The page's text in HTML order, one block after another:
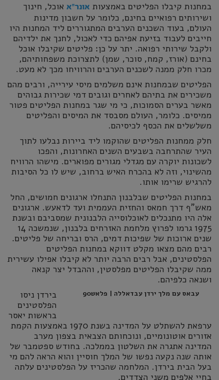
במחנות קיבלו הפליטים באמצעות אונר"א אוכל, חינוך
ושירותים רפואיים בחינם, כלומר על חשבון מדינות
העולם, בעוד השכנים הערבים המתגוררים ליד המחנות היו
חייבים לעבוד בזיעת אפיהם כדי לאכול, לחנך את ילדיהם
ולקבל שירותי רפואה. יתר על כן: פליטים שקיבלו אוכל
בחינם (אורז, קמח, סוכר, שמן) לתצרוכת משפחותיהם,
מכרו חלק ממנה לשכנים הערבים והרוויחו מכך לא מעט.
הפליטים שבמחנות אינם משלמים מיסי עירייה, ורבים מהם
משכירים את בתיהם לאחרים וגובים דמי שכירות גבוהים
מאשר בערים הסמוכות, כי מי שגר במחנות הפליטים פטור
ממיסים. כלומר, העולם מסבסד את המיסים והפליטים
משלשלים את הכסף לכיסיהם.
חלק ממחנות הפליטים שהוקמו ליד ביירות נבלעו לתוך
העיר שהתרחבה בשבעים השנים האחרונות, והפכו
לשכונות יוקרה עם מגדלי מגורים מפוארים. מישהו הרוויח
מהשינוי, וזה לא בהכרח האיש ברחוב, שיש לו כל הסיבות
להרגיש שרימו אותו.
במחנות הפליטים שבלבנון התנחלו ארגונים חמושים, החל
מאש"ף דרך חמאס והחזית העממית ועד לדאעש. ארגונים
אלה היו מתנכלים לאוכלוסייה הלבנונית שמסביבם ובשנת
1975 גרמו לפרוץ מלחמת האזרחים בלבנון, שנמשכה 14
שנים ארוכות של שפיכות דמים, הרס ובריחה של פליטים.
רבים מהם מצאו מקלט דווקא במחנות הפליטים
הפלסטינים, אבל רבים הרבה יותר לא קיבלו אפילו עשירית
ממה שקיבלו הפליטים מפלסטין, וההבדל יצר קנאה
ושנאה כלפיהם.
עבאס עם מלך ירדן עבדאללה | פלאש90
בירדן ניסו
הפלסטינים
בראשות יאסר
ערפאת להשתלט על המדינה בשנת 1970 באמצעות הקמת
אזורים אוטונומיים, ונוכחותם הצבאית בצפון מערב
המדינה אתגרה את השלטון בממלכה. בחודש ספטמבר של
אותה שנה נקעה נפשו של המלך חוסיין והוא הראה להם מי
בעל הבית בירדן. המלחמה שהכריז על הפלסטינים עלתה
בחיי אלפים משני הצדדים.